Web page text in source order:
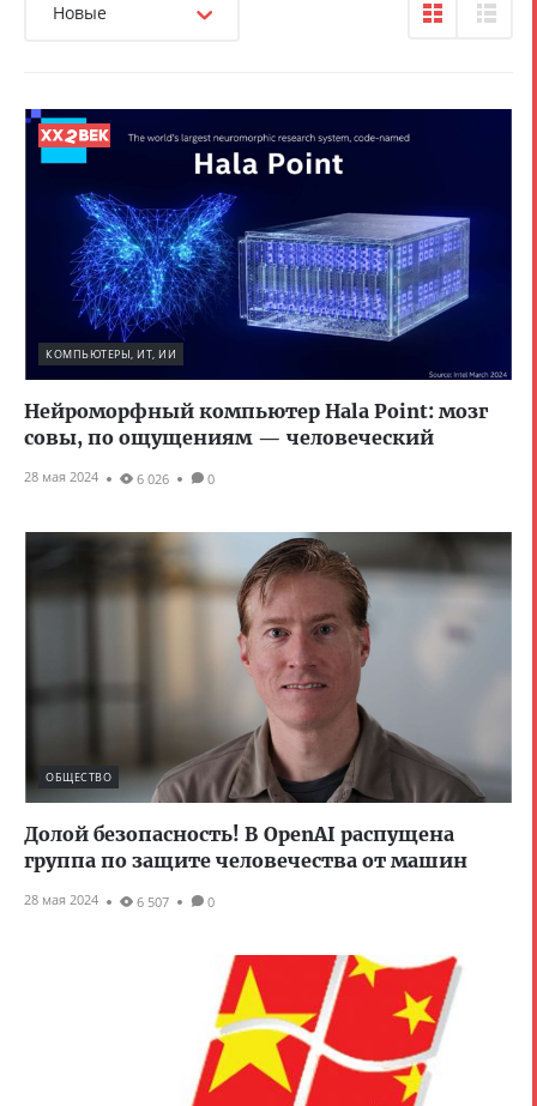
Новые
КОМПЬЮТЕРЫ, ИТ, ИИ
Нейроморфный компьютер Hala Point: мозг
совы, по ощущениям — человеческий
28 мая 2024 6 026 0
ОБЩЕСТВО
Долой безопасность! В OpenAI распущена
группа по защите человечества от машин
28 мая 2024 6 507 0